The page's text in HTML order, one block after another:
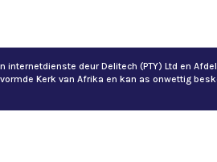
internetdienste deur Delitech (PTY) Ltd en
Kerk van Afrika en kan as onwettig